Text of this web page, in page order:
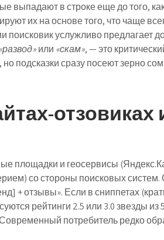
выпадают в строке еще до того,
их на основе того, что чаще
услужливо предлагает
или «скам», — это
подсказки сразу посеют зерно
отзовиках
площадки и геосервисы
со стороны поисковых систем.
+ отзывы». Если в сниппетах
рейтинги 2.5 или 3.0 звезды из 5
потребитель редко